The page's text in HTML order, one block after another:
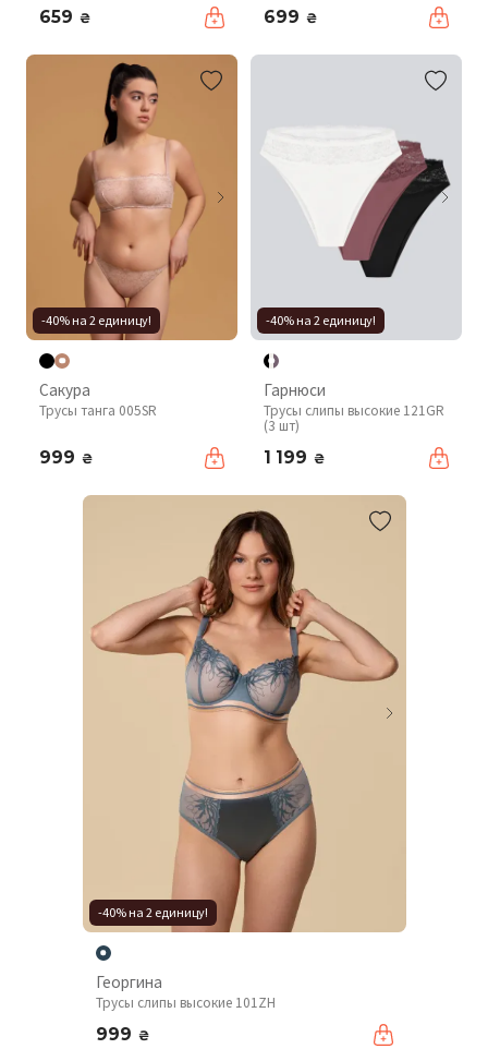
659 ₴ 699 ₴
-40% на 2 единицу!
Сакура
Трусы танга 005SR
999 ₴
-40% на 2 единицу!
Гарнюси
Трусы слипы высокие 121GR
(3 шт)
1 199 ₴
-40% на 2 единицу!
Георгина
Трусы слипы высокие 101ZH
999 ₴